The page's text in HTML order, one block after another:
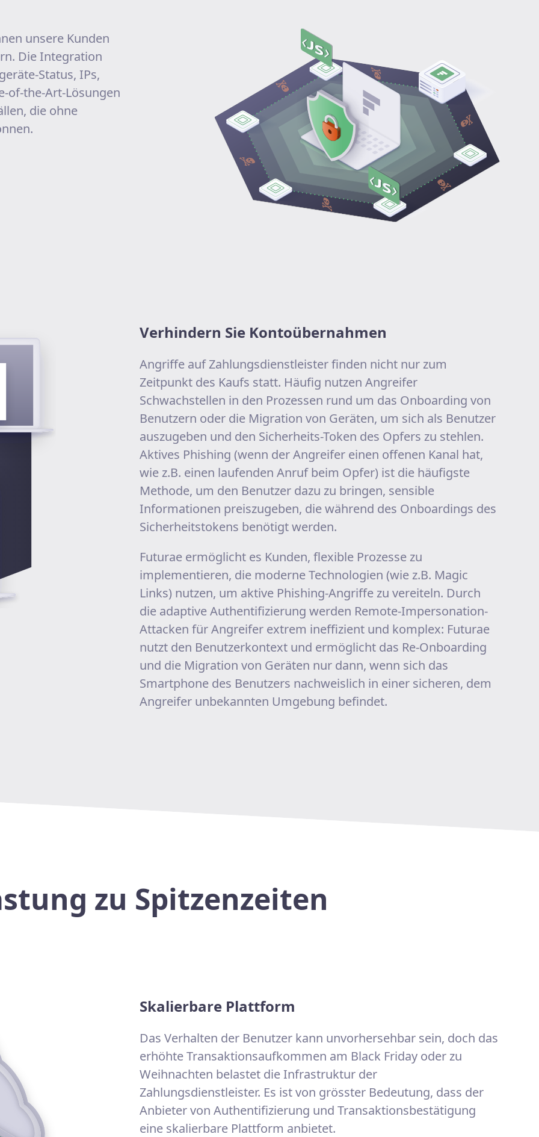
unsere Kunden
Die Integration
Status, IPs,
of-the-Art-Lösungen
die ohne
Verhindern Sie Kontoübernahmen
Angriffe auf Zahlungsdienstleister finden nicht nur zum
Zeitpunkt des Kaufs statt. Häufig nutzen Angreifer
Schwachstellen in den Prozessen rund um das Onboarding von
Benutzern oder die Migration von Geräten, um sich als Benutzer
auszugeben und den Sicherheits-Token des Opfers zu stehlen.
Aktives Phishing (wenn der Angreifer einen offenen Kanal hat,
wie z.B. einen laufenden Anruf beim Opfer) ist die häufigste
Methode, um den Benutzer dazu zu bringen, sensible
Informationen preiszugeben, die während des Onboardings des
Sicherheitstokens benötigt werden.
Futurae ermöglicht es Kunden, flexible Prozesse zu
implementieren, die moderne Technologien (wie z.B. Magic
Links) nutzen, um aktive Phishing-Angriffe zu vereiteln. Durch
die adaptive Authentifizierung werden Remote-Impersonation-
Attacken für Angreifer extrem ineffizient und komplex: Futurae
nutzt den Benutzerkontext und ermöglicht das Re-Onboarding
und die Migration von Geräten nur dann, wenn sich das
Smartphone des Benutzers nachweislich in einer sicheren, dem
Angreifer unbekannten Umgebung befindet.
zu Spitzenzeiten
Skalierbare Plattform
Das Verhalten der Benutzer kann unvorhersehbar sein, doch das
erhöhte Transaktionsaufkommen am Black Friday oder zu
Weihnachten belastet die Infrastruktur der
Zahlungsdienstleister. Es ist von grösster Bedeutung, dass der
Anbieter von Authentifizierung und Transaktionsbestätigung
eine skalierbare Plattform anbietet.